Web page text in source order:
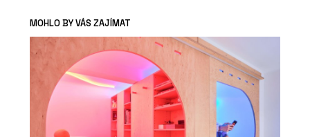
MOHLO BY VÁS ZAJÍMAT